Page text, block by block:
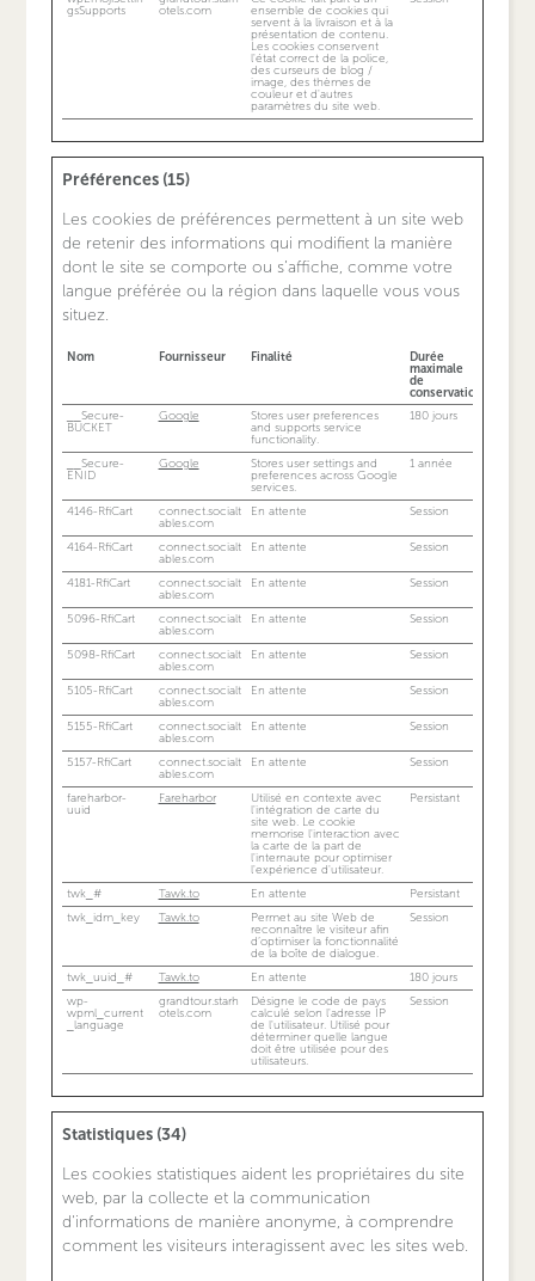
gsSupports
otels.com
ensemble de cookies qui
servent à la livraison et à la
présentation de contenu.
Les cookies conservent
l'état correct de la police,
des curseurs de blog /
image, des thèmes de
couleur et d'autres
paramètres du site web.
Préférences (15)
Les cookies de préférences permettent à un site web
de retenir des informations qui modifient la manière
dont le site se comporte ou s’affiche, comme votre
langue préférée ou la région dans laquelle vous vous
situez.
Nom Fournisseur Finalité
Durée
maximale
de
conservation
__Secure-
BUCKET
Google
Stores user preferences
and supports service
functionality.
180 jours
__Secure-
ENID
Google
Stores user settings and
preferences across Google
services.
1 année
4146-RfiCart
connect.socialt
ables.com
En attente Session
4164-RfiCart
connect.socialt
ables.com
En attente Session
4181-RfiCart
connect.socialt
ables.com
En attente Session
5096-RfiCart
connect.socialt
ables.com
En attente Session
5098-RfiCart
connect.socialt
ables.com
En attente Session
5105-RfiCart
connect.socialt
ables.com
En attente Session
5155-RfiCart
connect.socialt
ables.com
En attente Session
5157-RfiCart
connect.socialt
ables.com
En attente Session
fareharbor-
uuid
Fareharbor
Utilisé en contexte avec
l'intégration de carte du
site web. Le cookie
memorise l'interaction avec
la carte de la part de
l'internaute pour optimiser
l'expérience d'utilisateur.
Persistant
twk_# Tawk.to En attente
Persistant
twk_idm_key
Tawk.to
Permet au site Web de
reconnaître le visiteur afin
d’optimiser la fonctionnalité
de la boîte de dialogue.
Session
twk_uuid_# Tawk.to En attente
180 jours
wp-
wpml_current
_language
grandtour.starh
otels.com
Désigne le code de pays
calculé selon l'adresse IP
de l'utilisateur. Utilisé pour
déterminer quelle langue
doit être utilisée pour des
utilisateurs.
Session
Statistiques (34)
Les cookies statistiques aident les propriétaires du site
web, par la collecte et la communication
d'informations de manière anonyme, à comprendre
comment les visiteurs interagissent avec les sites web.